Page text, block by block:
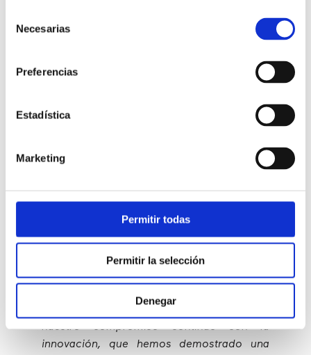
Necesarias
Preferencias
Estadística
Marketing
Permitir todas
Permitir la selección
Denegar
, dijo Stijn Nijhuis, Consejero
“Nuestra misión es ir
de tecnología, aprovechando nuestras
ofrecer los mejores servicios que permitan
a las empresas mejorar sus operaciones,
sus clientes. También quiero dar las gracias
satisfacer las necesidades de nuestros
recibido este premio, ya que reconoce
nuestro compromiso continuo con la
innovación, que hemos demostrado una